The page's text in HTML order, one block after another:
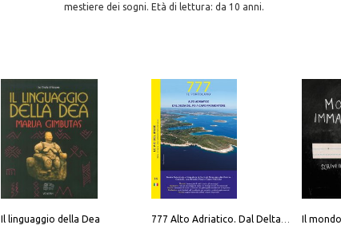
mestiere dei sogni. Età di lettura: da 10 anni.
Il linguaggio della Dea Il